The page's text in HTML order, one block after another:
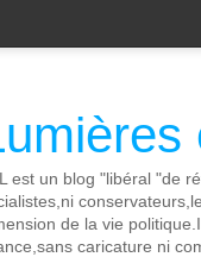
est un blog "libéral "de
de la vie
caricature ni